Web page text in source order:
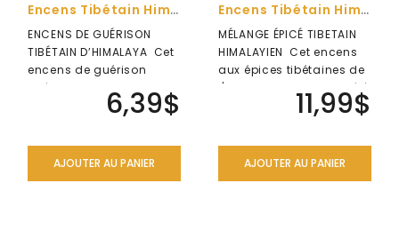
Encens Tibétain Himalayan (Dr. Tinlay Wangchuk)
ENCENS DE GUÉRISON
TIBÉTAIN D’HIMALAYA Cet
encens de guérison
tibétain traditionnel est
6,39$
AJOUTER AU PANIER
Encens Tibétain Himalayien Épicé
MÉLANGE ÉPICÉ TIBETAIN
HIMALAYIEN Cet encens
aux épices tibétaines de
l'Himalaya est fabriqué à
11,99$
AJOUTER AU PANIER